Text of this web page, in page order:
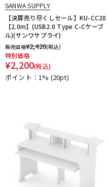
SANWA SUPPLY
【決算売り尽くしセール】KU-CC20
【2.0m】(USB2.0 Type C-Cケーブ
ル)(サンワサプライ)
販売価格¥2,420(税込)
特別価格
¥2,200(税込)
ポイント：1% (20pt)